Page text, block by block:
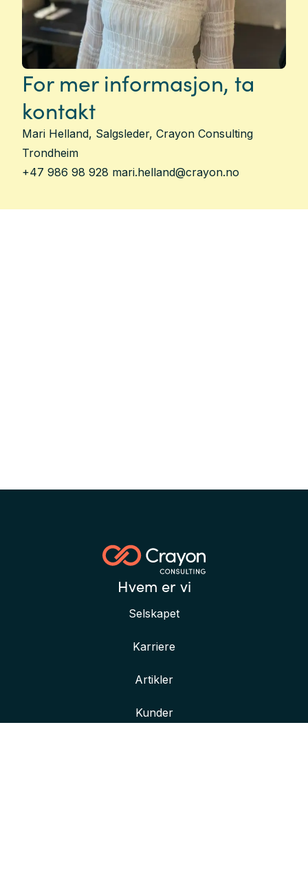
For mer informasjon, ta
kontakt
Mari Helland, Salgsleder, Crayon Consulting
Trondheim
+47 986 98 928 mari.helland@crayon.no
Hvem er vi
Selskapet
Karriere
Artikler
Kunder